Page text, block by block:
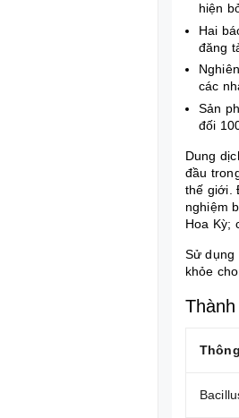
hiện
Hai
đăng
các
Sản
đối
Dung
đầu
thế giới.
nghiệm
Hoa Kỳ;
Sử dụng
khỏe